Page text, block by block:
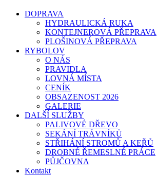
DOPRAVA
HYDRAULICKÁ RUKA
KONTEJNEROVÁ PŘEPRAVA
PLOŠINOVÁ PŘEPRAVA
RYBOLOV
O NÁS
PRAVIDLA
LOVNÁ MÍSTA
CENÍK
OBSAZENOST 2026
GALERIE
DALŠÍ SLUŽBY
PALIVOVÉ DŘEVO
SEKÁNÍ TRÁVNÍKŮ
STŘIHÁNÍ STROMŮ A KEŘŮ
DROBNÉ ŘEMESLNÉ PRÁCE
PŮJČOVNA
Kontakt